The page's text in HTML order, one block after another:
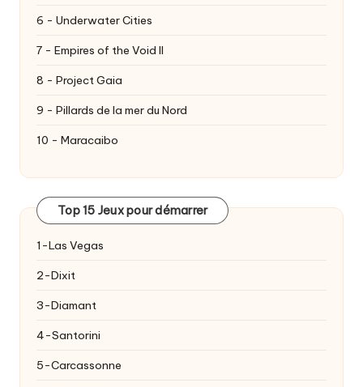
6 - Underwater Cities
7 - Empires of the Void II
8 - Project Gaia
9 - Pillards de la mer du Nord
10 - Maracaibo
Top 15 Jeux pour démarrer
1-Las Vegas
2-Dixit
3-Diamant
4-Santorini
5-Carcassonne